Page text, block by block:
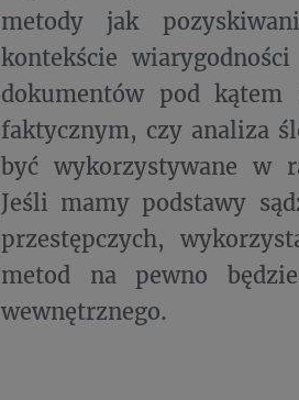
metody jak
kontekście
dokumentów pod
faktycznym, czy analiza
być wykorzystywane w
Jeśli mamy podstawy
przestępczych,
metod na pewno
wewnętrznego.